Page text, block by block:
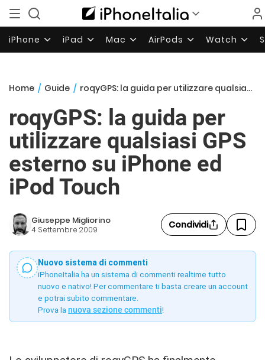
iPhone iPad Mac AirPods Watch
Home / Guide / roqyGPS: la guida per utilizzare qualsiasi GPS esterno su iPhone ed iPod Touch
roqyGPS: la guida per
utilizzare qualsiasi GPS
esterno su iPhone ed
iPod Touch
Giuseppe Migliorino
4 Settembre 2009 Condividi
Nuovo sistema di commenti
iPhoneItalia ha un sistema di commenti realtime tutto
nuovo e nativo! Per commentare ti basta creare un account
e potrai subito commentare.
Prova la nuova sezione commenti!